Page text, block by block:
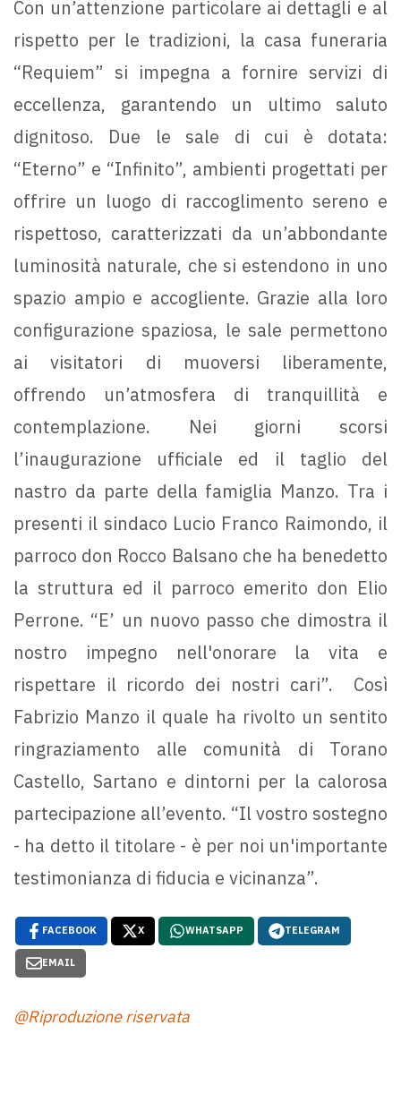
Con un’attenzione particolare ai dettagli e al
rispetto per le tradizioni, la casa funeraria
“Requiem” si impegna a fornire servizi di
eccellenza, garantendo un ultimo saluto
dignitoso. Due le sale di cui è dotata:
“Eterno” e “Infinito”, ambienti progettati per
offrire un luogo di raccoglimento sereno e
rispettoso, caratterizzati da un’abbondante
luminosità naturale, che si estendono in uno
spazio ampio e accogliente. Grazie alla loro
configurazione spaziosa, le sale permettono
ai visitatori di muoversi liberamente,
offrendo un’atmosfera di tranquillità e
contemplazione. Nei giorni scorsi
l’inaugurazione ufficiale ed il taglio del
nastro da parte della famiglia Manzo. Tra i
presenti il sindaco Lucio Franco Raimondo, il
parroco don Rocco Balsano che ha benedetto
la struttura ed il parroco emerito don Elio
Perrone. “E’ un nuovo passo che dimostra il
nostro impegno nell'onorare la vita e
rispettare il ricordo dei nostri cari”. Così
Fabrizio Manzo il quale ha rivolto un sentito
ringraziamento alle comunità di Torano
Castello, Sartano e dintorni per la calorosa
partecipazione all’evento. “Il vostro sostegno
- ha detto il titolare - è per noi un'importante
testimonianza di fiducia e vicinanza”.
FACEBOOK X WHATSAPP TELEGRAM
EMAIL
@Riproduzione riservata